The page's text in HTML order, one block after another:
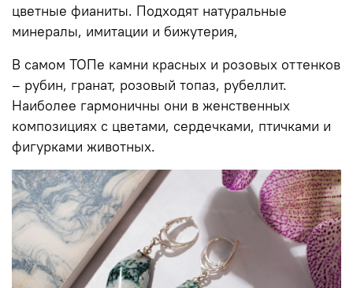
цветные фианиты. Подходят натуральные
минералы, имитации и бижутерия,
В самом ТОПе камни красных и розовых оттенков
– рубин, гранат, розовый топаз, рубеллит.
Наиболее гармоничны они в женственных
композициях с цветами, сердечками, птичками и
фигурками животных.